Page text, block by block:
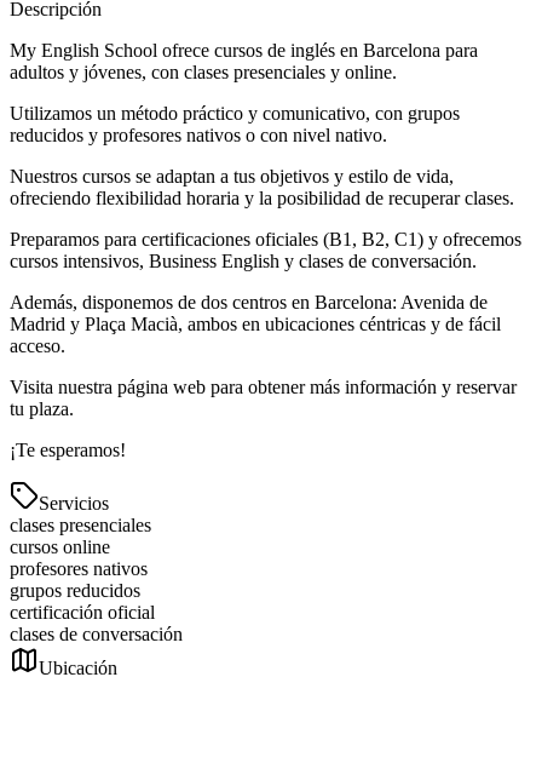
Descripción
My English School ofrece cursos de inglés en Barcelona para
adultos y jóvenes, con clases presenciales y online.
Utilizamos un método práctico y comunicativo, con grupos
reducidos y profesores nativos o con nivel nativo.
Nuestros cursos se adaptan a tus objetivos y estilo de vida,
ofreciendo flexibilidad horaria y la posibilidad de recuperar clases.
Preparamos para certificaciones oficiales (B1, B2, C1) y ofrecemos
cursos intensivos, Business English y clases de conversación.
Además, disponemos de dos centros en Barcelona: Avenida de
Madrid y Plaça Macià, ambos en ubicaciones céntricas y de fácil
acceso.
Visita nuestra página web para obtener más información y reservar
tu plaza.
¡Te esperamos!
Servicios
clases presenciales
cursos online
profesores nativos
grupos reducidos
certificación oficial
clases de conversación
Ubicación